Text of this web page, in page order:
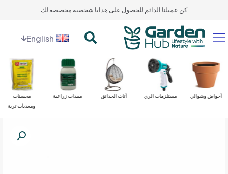
كن عميلنا الدائم للحصول على هدايا شخصية مخصصة لك
English
محسنات
ومغذيات تربة
مبيدات زراعية أثاث الحدائق مستلزمات الري أحواض وشوالي